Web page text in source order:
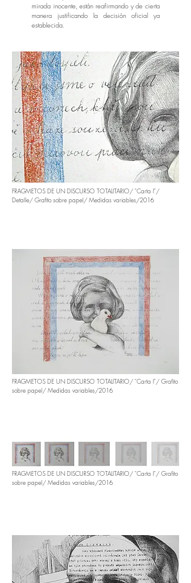
mirada inocente, están reafirmando y de cierta
manera justificando la decisión oficial ya
establecida.
FRAGMETOS DE UN DISCURSO TOTALITARIO/ "Carta I"/
Detalle/ Grafito sobre papel/ Medidas variables/2016
FRAGMETOS DE UN DISCURSO TOTALITARIO/ "Carta I"/ Grafito
sobre papel/ Medidas variables/2016
FRAGMETOS DE UN DISCURSO TOTALITARIO/ "Carta I"/ Grafito
sobre papel/ Medidas variables/2016